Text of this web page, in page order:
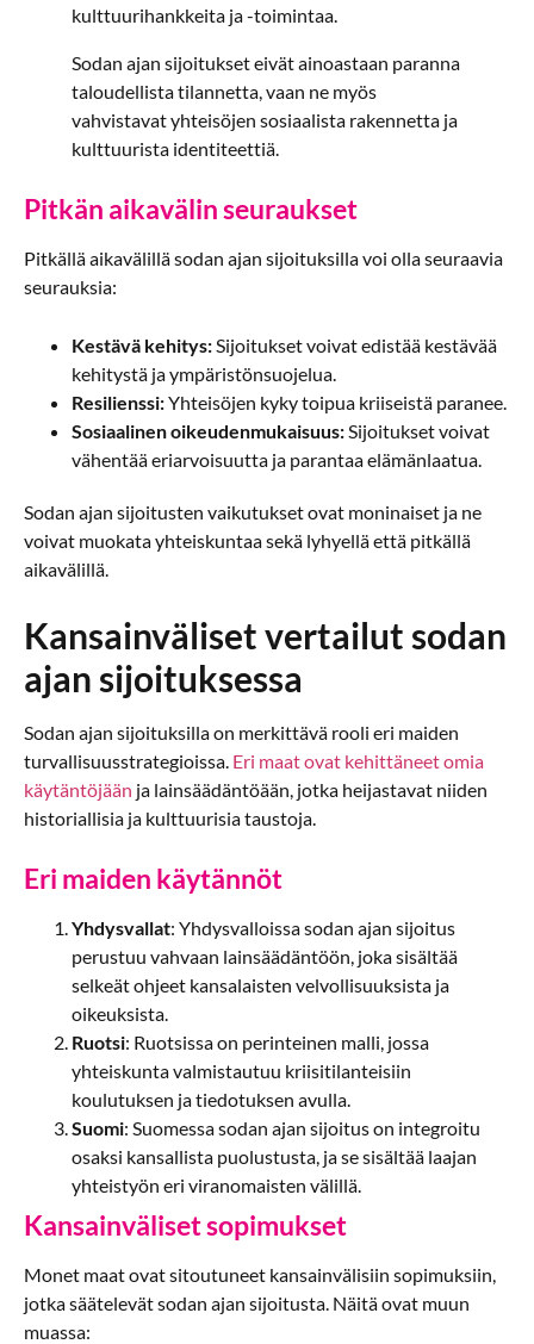
kulttuurihankkeita ja -toimintaa.
Sodan ajan sijoitukset eivät ainoastaan paranna
taloudellista tilannetta, vaan ne myös
vahvistavat yhteisöjen sosiaalista rakennetta ja
kulttuurista identiteettiä.
Pitkän aikavälin seuraukset
Pitkällä aikavälillä sodan ajan sijoituksilla voi olla seuraavia
seurauksia:
Kestävä kehitys:Sijoitukset voivat edistää kestävää
kehitystä ja ympäristönsuojelua.
Resilienssi:Yhteisöjen kyky toipua kriiseistä paranee.
Sosiaalinen oikeudenmukaisuus:Sijoitukset voivat
vähentää eriarvoisuutta ja parantaa elämänlaatua.
Sodan ajan sijoitusten vaikutukset ovat moninaiset ja ne
voivat muokata yhteiskuntaa sekä lyhyellä että pitkällä
aikavälillä.
Kansainväliset vertailut sodan
ajan sijoituksessa
Sodan ajan sijoituksilla on merkittävä rooli eri maiden
turvallisuusstrategioissa. Eri maat ovat kehittäneet omia
käytäntöjään ja lainsäädäntöään, jotka heijastavat niiden
historiallisia ja kulttuurisia taustoja.
Eri maiden käytännöt
Yhdysvallat: Yhdysvalloissa sodan ajan sijoitus
perustuu vahvaan lainsäädäntöön, joka sisältää
selkeät ohjeet kansalaisten velvollisuuksista ja
oikeuksista.
Ruotsi: Ruotsissa on perinteinen malli, jossa
yhteiskunta valmistautuu kriisitilanteisiin
koulutuksen ja tiedotuksen avulla.
Suomi: Suomessa sodan ajan sijoitus on integroitu
osaksi kansallista puolustusta, ja se sisältää laajan
yhteistyön eri viranomaisten välillä.
Kansainväliset sopimukset
Monet maat ovat sitoutuneet kansainvälisiin sopimuksiin,
jotka säätelevät sodan ajan sijoitusta. Näitä ovat muun
muassa: